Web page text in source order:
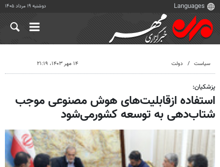
دوشنبه ۱۹ مرداد ۱۴۰۵
سیاست دولت ۱۴ مهر ۱۴۰۳، ۲۱:۱۹
پزشکیان:
استفاده ازقابلیت‌های هوش مصنوعی موجب
شتاب‌دهی به توسعه کشورمی‌شود